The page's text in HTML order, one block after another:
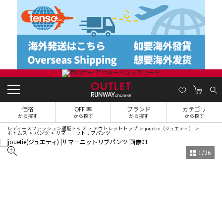
価格
から探す
OFF 率
から探す
ブランド
から探す
カテゴリ
から探す
レディースファッション通販トップ アウトレットトップ jouetie（ジュエティ）
ボトムス パンツ サマーニットリブパンツ
1 /26